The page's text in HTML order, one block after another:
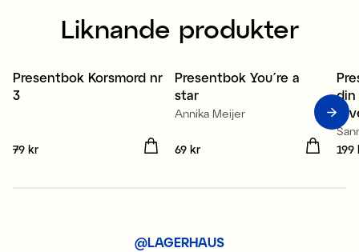
Liknande produkter
Presentbok Korsmord nr
3
Pris:
79 kr
Presentbok You´re a
star
Annika Meijer
Pris:
69 kr
din
Pris
199
@LAGERHAUS